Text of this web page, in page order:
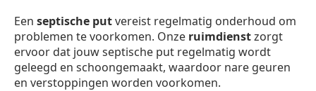
Een septische putvereist regelmatig onderhoud om
problemen te voorkomen. Onze ruimdienstzorgt
ervoor dat jouw septische put regelmatig wordt
geleegd en schoongemaakt, waardoor nare geuren
en verstoppingen worden voorkomen.